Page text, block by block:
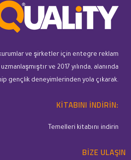
kurumlar ve şirketler için entegre reklam
ve 2017 yılında, alanında
gençlik deneyimlerinden yola çıkarak.
KITABINI INDIRIN:
Temelleri kitabını indirin
BIZE ULAŞIN